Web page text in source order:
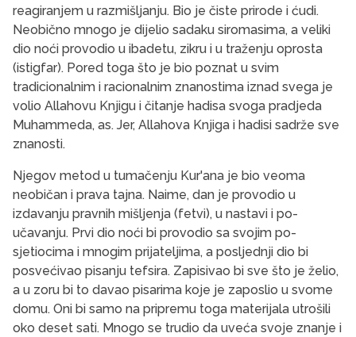
reagiranjem u razmišljanju. Bio je čiste prirode i ćudi.
Neobično mnogo je dijelio sadaku siromasima, a veliki
dio noći provodio u ibadetu, zikru i u traženju oprosta
(istigfar). Pored toga što je bio poznat u svim
tradicionalnim i racionalnim znanostima iznad svega je
volio Allahovu Knjigu i čitanje hadisa svoga pradjeda
Muhammeda, as. Jer, Allahova Knjiga i hadisi sadrže sve
znanosti.
Njegov metod u tumačenju Kur'ana je bio veoma
neobičan i prava tajna. Naime, dan je provodio u
izdavanju pravnih mišljenja (fetvi), u nastavi i po­
učavanju. Prvi dio noći bi provodio sa svojim po­
sjetiocima i mnogim prijateljima, a posljednji dio bi
posvećivao pisanju tefsira. Zapisivao bi sve što je želio,
a u zoru bi to davao pisarima koje je zaposlio u svome
domu. Oni bi samo na pripremu toga ma­terijala utrošili
oko deset sati. Mnogo se trudio da uveća svoje znanje i